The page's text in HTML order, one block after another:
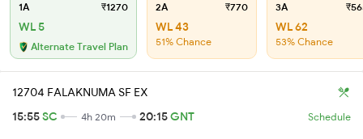
1A ₹1270
WL 5
Alternate Travel Plan
2A ₹770
WL 43
51% Chance
3A
WL 62
53% Chance
12704 FALAKNUMA SF EX
15:55SC 4h 20m 20:15GNT Schedule